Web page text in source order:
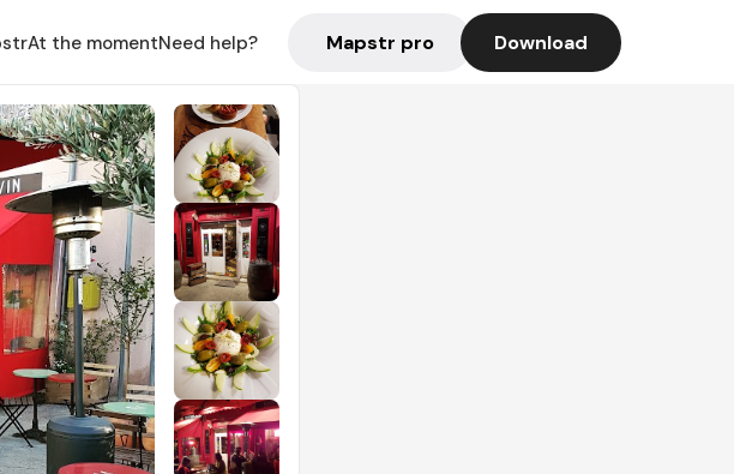
At the momentNeed help? Mapstr pro Download